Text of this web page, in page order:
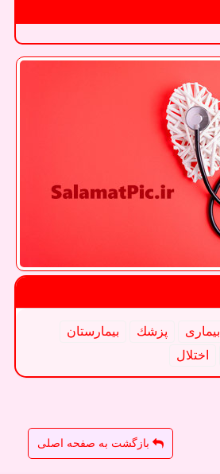
بیماری پزشك
بیمارستان
اختلال
بازگشت به صفحه اصلی